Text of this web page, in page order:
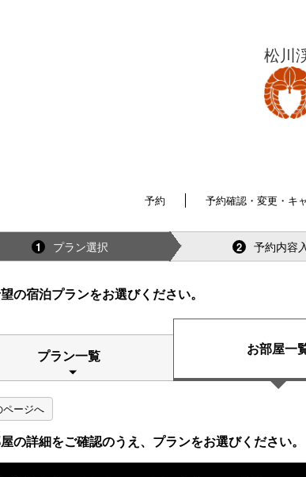
松川
予約
予約確認・変更・キ
1 プラン選択 2 予約内容
の宿泊プランをお選びください。
プラン一覧 お部屋一
ページへ
の詳細をご確認のうえ、プランをお選びください。